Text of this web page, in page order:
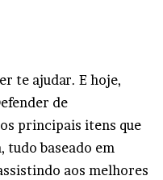
te ajudar. E hoje,
de
principais itens que
tudo baseado em
aos melhores